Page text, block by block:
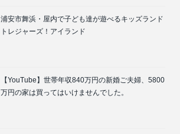
浦安市舞浜・屋内で子ども達が遊べるキッズランド
トレジャーズ！アイランド
【YouTube】世帯年収840万円の新婚ご夫婦、5800
万円の家は買ってはいけませんでした。